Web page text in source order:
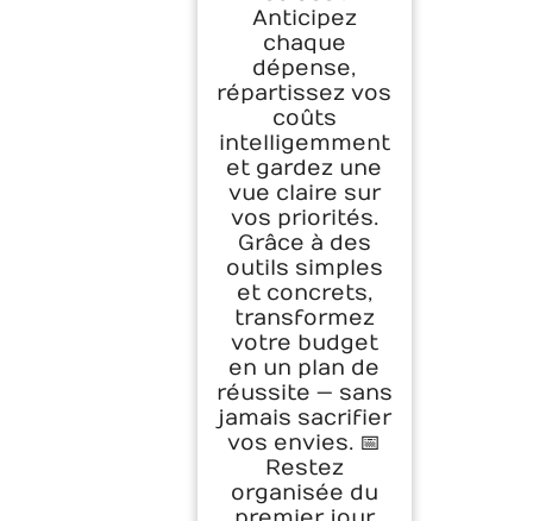
Anticipez
chaque
dépense,
répartissez vos
coûts
intelligemment
et gardez une
vue claire sur
vos priorités.
Grâce à des
outils simples
et concrets,
transformez
votre budget
en un plan de
réussite — sans
jamais sacrifier
vos envies. 📅
Restez
organisée du